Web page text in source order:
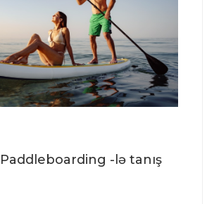
-lə tanış